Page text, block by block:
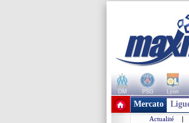
OM PSG Lyon
+ de clubs
Mercato
Actualité |